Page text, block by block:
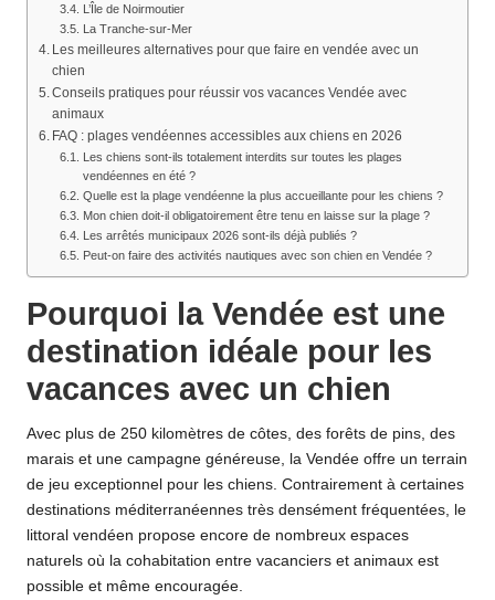
L’Île de Noirmoutier
La Tranche-sur-Mer
Les meilleures alternatives pour que faire en vendée avec un
chien
Conseils pratiques pour réussir vos vacances Vendée avec
animaux
FAQ : plages vendéennes accessibles aux chiens en 2026
Les chiens sont-ils totalement interdits sur toutes les plages
vendéennes en été ?
Quelle est la plage vendéenne la plus accueillante pour les chiens ?
Mon chien doit-il obligatoirement être tenu en laisse sur la plage ?
Les arrêtés municipaux 2026 sont-ils déjà publiés ?
Peut-on faire des activités nautiques avec son chien en Vendée ?
Pourquoi la Vendée est une
destination idéale pour les
vacances avec un chien
Avec plus de 250 kilomètres de côtes, des forêts de pins, des
marais et une campagne généreuse, la Vendée offre un terrain
de jeu exceptionnel pour les chiens. Contrairement à certaines
destinations méditerranéennes très densément fréquentées, le
littoral vendéen propose encore de nombreux espaces
naturels où la cohabitation entre vacanciers et animaux est
possible et même encouragée.